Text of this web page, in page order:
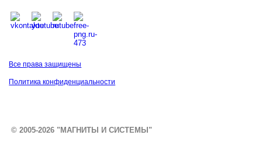
Все права защищены
Политика конфиденциальности
© 2005-2026 "МАГНИТЫ И СИСТЕМЫ"